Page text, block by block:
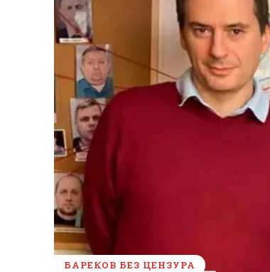
БАРЕКОВ БЕЗ ЦЕНЗУРА